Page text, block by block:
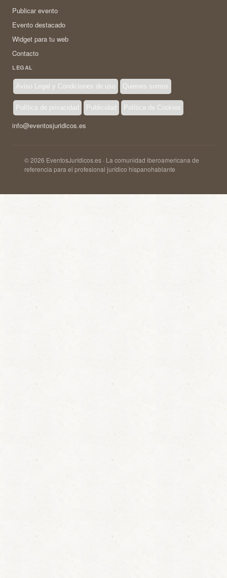
Publicar evento
Evento destacado
Widget para tu web
Contacto
LEGAL
Aviso Legal y Condiciones de uso Quienes somos
Política de privacidad Publicidad Política de Cookies
info@eventosjuridicos.es
© 2026 EventosJurídicos.es · La comunidad iberoamericana de
referencia para el profesional jurídico hispanohablante